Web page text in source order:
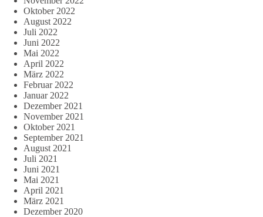
Oktober 2022
August 2022
Juli 2022
Juni 2022
Mai 2022
April 2022
März 2022
Februar 2022
Januar 2022
Dezember 2021
November 2021
Oktober 2021
September 2021
August 2021
Juli 2021
Juni 2021
Mai 2021
April 2021
März 2021
Dezember 2020